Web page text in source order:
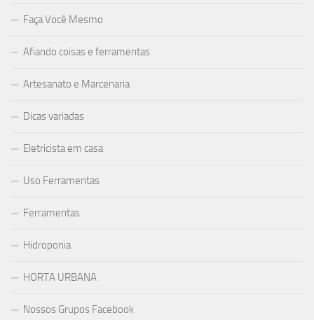
Faça Você Mesmo
Afiando coisas e ferramentas
Artesanato e Marcenaria
Dicas variadas
Eletricista em casa
Uso Ferramentas
Ferramentas
Hidroponia
HORTA URBANA
Nossos Grupos Facebook